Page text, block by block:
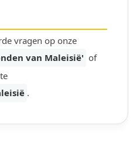
vragen op onze
van Maleisië' of
.